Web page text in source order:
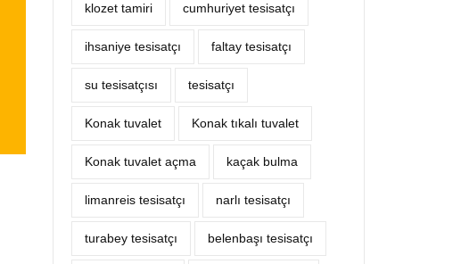
klozet tamiri cumhuriyet tesisatçı
ihsaniye tesisatçı faltay tesisatçı
su tesisatçısı tesisatçı
Konak tuvalet Konak tıkalı tuvalet
Konak tuvalet açma kaçak bulma
limanreis tesisatçı narlı tesisatçı
turabey tesisatçı belenbaşı tesisatçı